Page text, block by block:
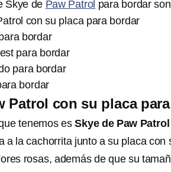
Skye de Paw Patrol para bordar
con su placa para bordar
bordar
para bordar
para bordar
bordar
Patrol con su placa
tenemos esSkye de Paw
a la cachorrita junto a su placa con
rosas, además de que su